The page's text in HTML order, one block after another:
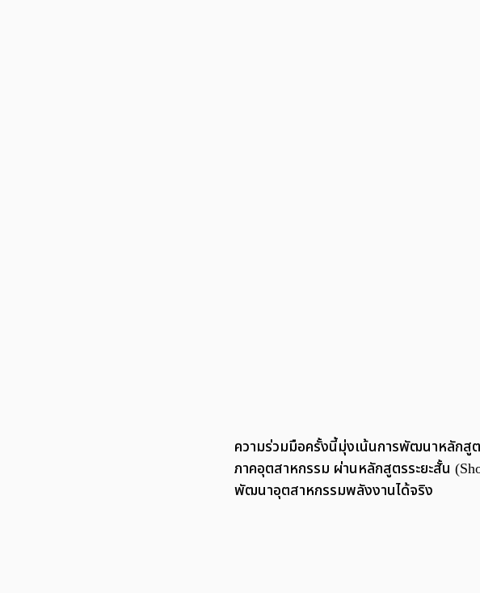
ความร่วมมือครั้งนี้มุ่งเน้นการพัฒนาหลักสู
ภาคอุตสาหกรรม ผ่านหลักสูตรระยะสั้น
พัฒนาอุตสาหกรรมพลังงานได้จริง